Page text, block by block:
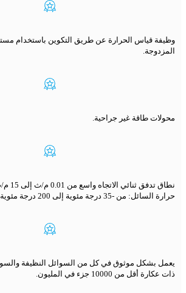
وظيفة قياس الحرارة عن طريق التكوين باستخدام
المزدوجة.
محولات طاقة غير جراحية.
نطاق
حرارة السائل: من -35 درجة مئوية إلى 200 درجة مئوية.
يعمل بشكل موثوق في كل من السوائل النظيفة
ذات عكارة أقل من 10000 جزء في المليون.